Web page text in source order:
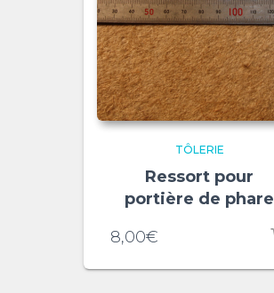
TÔLERIE
Ressort pour
portière de phare
8,00€